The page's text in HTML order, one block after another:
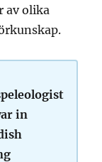
av olika
in